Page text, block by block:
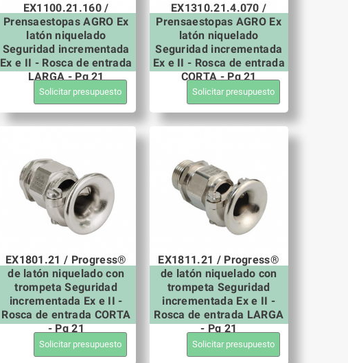
EX1100.21.160 /
Prensaestopas AGRO Ex
latón niquelado
Seguridad incrementada
Ex e II - Rosca de entrada
LARGA - Pg 21
Solicitar presupuesto
EX1310.21.4.070 /
Prensaestopas AGRO Ex
latón niquelado
Seguridad incrementada
Ex e II - Rosca de entrada
CORTA - Pg 21
Solicitar presupuesto
EX1801.21 / Progress®
de latón niquelado con
trompeta Seguridad
incrementada Ex e II -
Rosca de entrada CORTA
- Pg 21
Solicitar presupuesto
EX1811.21 / Progress®
de latón niquelado con
trompeta Seguridad
incrementada Ex e II -
Rosca de entrada LARGA
- Pg 21
Solicitar presupuesto